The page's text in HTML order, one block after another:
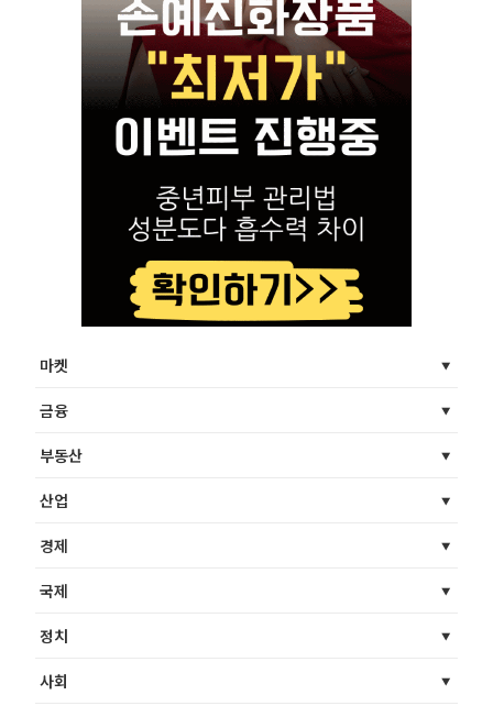
마켓
금융
부동산
산업
경제
국제
정치
사회